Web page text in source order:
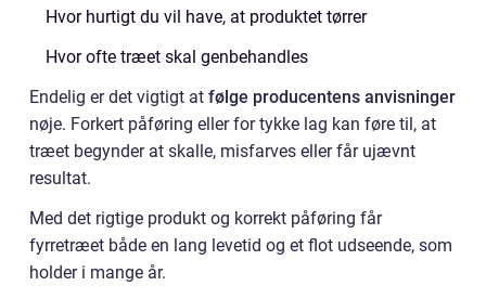
Hvor hurtigt du vil have, at produktet tørrer
Hvor ofte træet skal genbehandles
Endelig er det vigtigt at følge producentens anvisninger
nøje. Forkert påføring eller for tykke lag kan føre til, at
træet begynder at skalle, misfarves eller får ujævnt
resultat.
Med det rigtige produkt og korrekt påføring får
fyrretræet både en lang levetid og et flot udseende, som
holder i mange år.